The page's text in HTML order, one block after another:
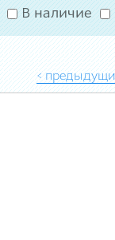
В наличие
<